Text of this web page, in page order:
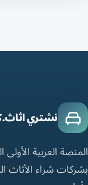
نشتري
المنصة العربية
بشركات شراء الأثاث